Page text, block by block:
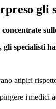
gli
specialisti
atipici
i medici